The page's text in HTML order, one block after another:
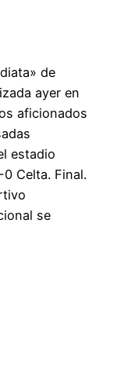
de
ayer en
aficionados
estadio
Celta. Final.
se